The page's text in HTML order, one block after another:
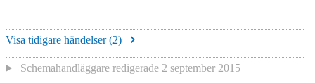
Visa tidigare händelser (2)
Schemahandläggare redigerade 2 september 2015